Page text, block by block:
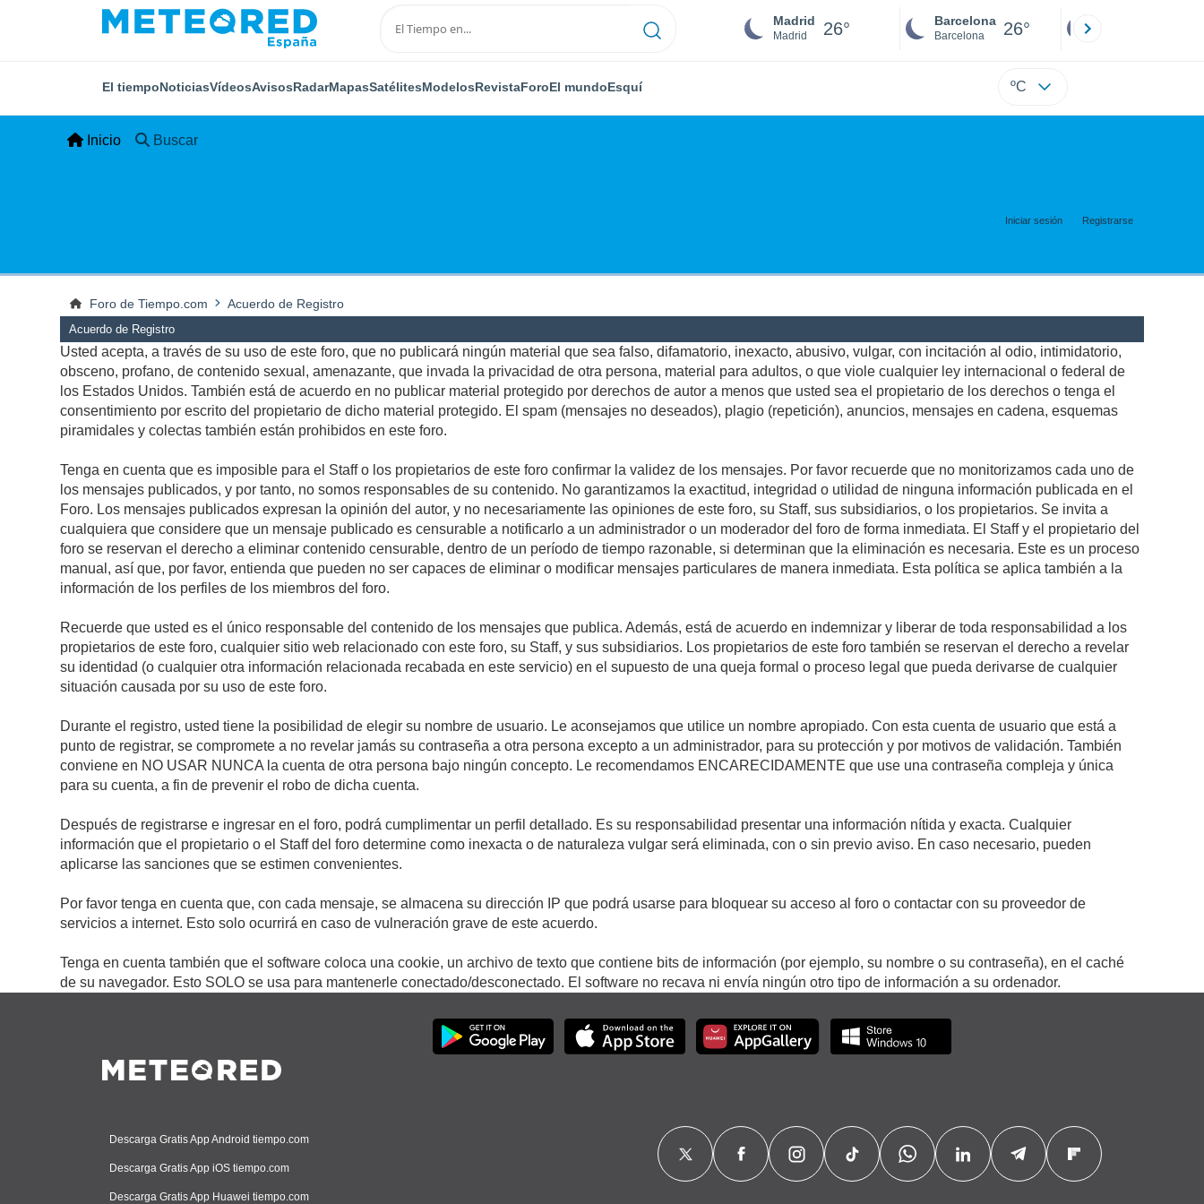
Madrid
Madrid 26° Barcelona
Barcelona 26°
El tiempoNoticiasVídeosAvisosRadarMapasSatélitesModelosRevistaForoEl mundoEsquí ºC
Inicio Buscar
Iniciar sesión Registrarse
Foro de Tiempo.com Acuerdo de Registro
Acuerdo de Registro
Usted acepta, a través de su uso de este foro, que no publicará ningún material que sea falso, difamatorio, inexacto, abusivo, vulgar, con incitación al odio, intimidatorio,
obsceno, profano, de contenido sexual, amenazante, que invada la privacidad de otra persona, material para adultos, o que viole cualquier ley internacional o federal de
los Estados Unidos. También está de acuerdo en no publicar material protegido por derechos de autor a menos que usted sea el propietario de los derechos o tenga el
consentimiento por escrito del propietario de dicho material protegido. El spam (mensajes no deseados), plagio (repetición), anuncios, mensajes en cadena, esquemas
piramidales y colectas también están prohibidos en este foro.
Tenga en cuenta que es imposible para el Staff o los propietarios de este foro confirmar la validez de los mensajes. Por favor recuerde que no monitorizamos cada uno de
los mensajes publicados, y por tanto, no somos responsables de su contenido. No garantizamos la exactitud, integridad o utilidad de ninguna información publicada en el
Foro. Los mensajes publicados expresan la opinión del autor, y no necesariamente las opiniones de este foro, su Staff, sus subsidiarios, o los propietarios. Se invita a
cualquiera que considere que un mensaje publicado es censurable a notificarlo a un administrador o un moderador del foro de forma inmediata. El Staff y el propietario del
foro se reservan el derecho a eliminar contenido censurable, dentro de un período de tiempo razonable, si determinan que la eliminación es necesaria. Este es un proceso
manual, así que, por favor, entienda que pueden no ser capaces de eliminar o modificar mensajes particulares de manera inmediata. Esta política se aplica también a la
información de los perfiles de los miembros del foro.
Recuerde que usted es el único responsable del contenido de los mensajes que publica. Además, está de acuerdo en indemnizar y liberar de toda responsabilidad a los
propietarios de este foro, cualquier sitio web relacionado con este foro, su Staff, y sus subsidiarios. Los propietarios de este foro también se reservan el derecho a revelar
su identidad (o cualquier otra información relacionada recabada en este servicio) en el supuesto de una queja formal o proceso legal que pueda derivarse de cualquier
situación causada por su uso de este foro.
Durante el registro, usted tiene la posibilidad de elegir su nombre de usuario. Le aconsejamos que utilice un nombre apropiado. Con esta cuenta de usuario que está a
punto de registrar, se compromete a no revelar jamás su contraseña a otra persona excepto a un administrador, para su protección y por motivos de validación. También
conviene en NO USAR NUNCA la cuenta de otra persona bajo ningún concepto. Le recomendamos ENCARECIDAMENTE que use una contraseña compleja y única
para su cuenta, a fin de prevenir el robo de dicha cuenta.
Después de registrarse e ingresar en el foro, podrá cumplimentar un perfil detallado. Es su responsabilidad presentar una información nítida y exacta. Cualquier
información que el propietario o el Staff del foro determine como inexacta o de naturaleza vulgar será eliminada, con o sin previo aviso. En caso necesario, pueden
aplicarse las sanciones que se estimen convenientes.
Por favor tenga en cuenta que, con cada mensaje, se almacena su dirección IP que podrá usarse para bloquear su acceso al foro o contactar con su proveedor de
servicios a internet. Esto solo ocurrirá en caso de vulneración grave de este acuerdo.
Tenga en cuenta también que el software coloca una cookie, un archivo de texto que contiene bits de información (por ejemplo, su nombre o su contraseña), en el caché
de su navegador. Esto SOLO se usa para mantenerle conectado/desconectado. El software no recava ni envía ningún otro tipo de información a su ordenador.
Descarga Gratis App Android tiempo.com
Descarga Gratis App iOS tiempo.com
Descarga Gratis App Huawei tiempo.com